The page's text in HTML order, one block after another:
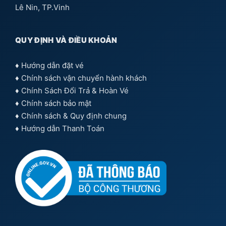
Lê Nin, TP.Vinh
QUY ĐỊNH VÀ ĐIỀU KHOẢN
♦ Hướng dẫn đặt vé
♦ Chính sách vận chuyển hành khách
♦ Chính Sách Đổi Trả & Hoàn Vé
♦ Chính sách bảo mật
♦ Chính sách & Quy định chung
♦ Hướng dẫn Thanh Toán